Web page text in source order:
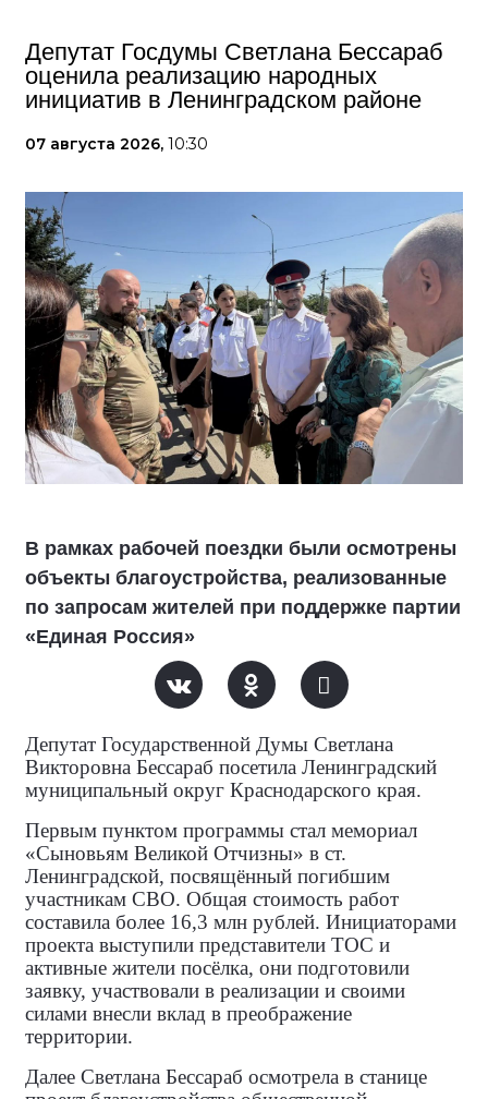
Депутат Госдумы Светлана Бессараб
оценила реализацию народных
инициатив в Ленинградском районе
07 августа 2026, 10:30
В рамках рабочей поездки были осмотрены
объекты благоустройства, реализованные
по запросам жителей при поддержке партии
«Единая Россия»
Депутат Государственной Думы Светлана
Викторовна Бессараб посетила Ленинградский
муниципальный округ Краснодарского края.
Первым пунктом программы стал мемориал
«Сыновьям Великой Отчизны» в ст.
Ленинградской, посвящённый погибшим
участникам СВО. Общая стоимость работ
составила более 16,3 млн рублей. Инициаторами
проекта выступили представители ТОС и
активные жители посёлка, они подготовили
заявку, участвовали в реализации и своими
силами внесли вклад в преображение
территории.
Далее Светлана Бессараб осмотрела в станице